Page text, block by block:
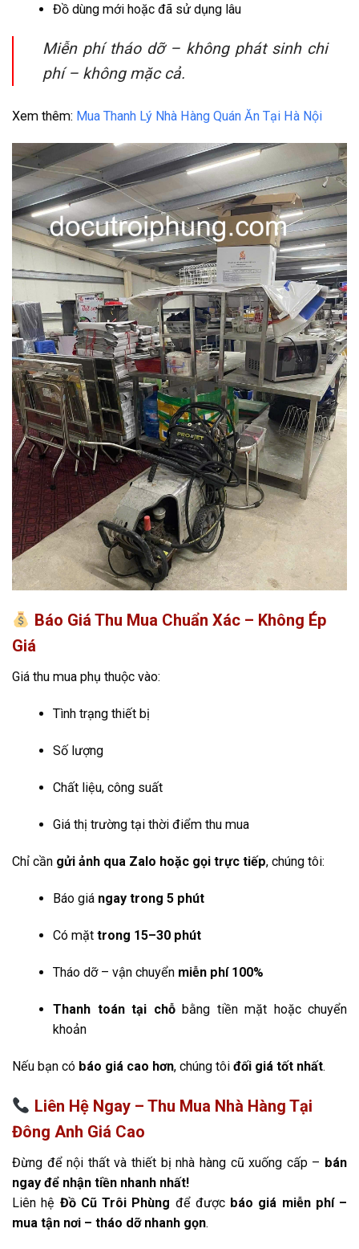
Đồ dùng mới hoặc đã sử dụng lâu
Miễn phí tháo dỡ – không phát sinh chi
phí – không mặc cả.
Xem thêm: Mua Thanh Lý Nhà Hàng Quán Ăn Tại Hà Nội
Báo Giá Thu Mua Chuẩn Xác – Không Ép
Giá
Giá thu mua phụ thuộc vào:
Tình trạng thiết bị
Số lượng
Chất liệu, công suất
Giá thị trường tại thời điểm thu mua
Chỉ cần gửi ảnh qua Zalo hoặc gọi trực tiếp, chúng tôi:
Báo giá ngay trong 5 phút
Có mặt trong 15–30 phút
Tháo dỡ – vận chuyển miễn phí 100%
Thanh toán tại chỗbằng tiền mặt hoặc chuyển
khoản
Nếu bạn có báo giá cao hơn, chúng tôi đối giá tốt nhất.
Liên Hệ Ngay – Thu Mua Nhà Hàng Tại
Đông Anh Giá Cao
Đừng để nội thất và thiết bị nhà hàng cũ xuống cấp – bán
ngay để nhận tiền nhanh nhất!
Liên hệ Đồ Cũ Trôi Phùng để được báo giá miễn phí –
mua tận nơi – tháo dỡ nhanh gọn.